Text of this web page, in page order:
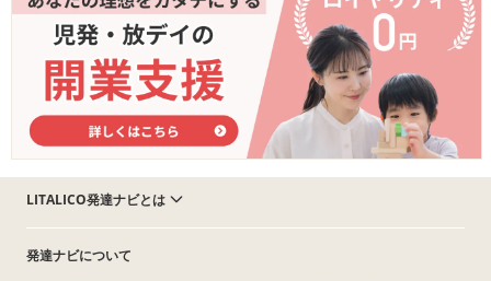
LITALICO発達ナビとは
発達ナビについて